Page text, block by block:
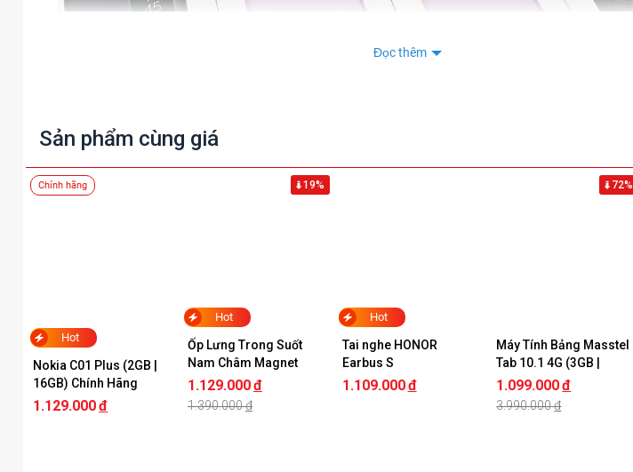
Đọc thêm
Sản phẩm cùng giá
Chính hãng
Hot
Nokia C01 Plus (2GB |
16GB) Chính Hãng
1.129.000đ
19%
Hot
Ốp Lưng Trong Suốt
Nam Châm Magnet
Galaxy Z Fold8 Ultra
Chính Hãng
1.129.000đ
1.390.000đ
Hot
Tai nghe HONOR
Earbus S
1.109.000đ
72%
Máy Tính Bảng Masstel
Tab 10.1 4G (3GB |
32GB) Chính Hãng
1.099.000đ
3.990.000đ